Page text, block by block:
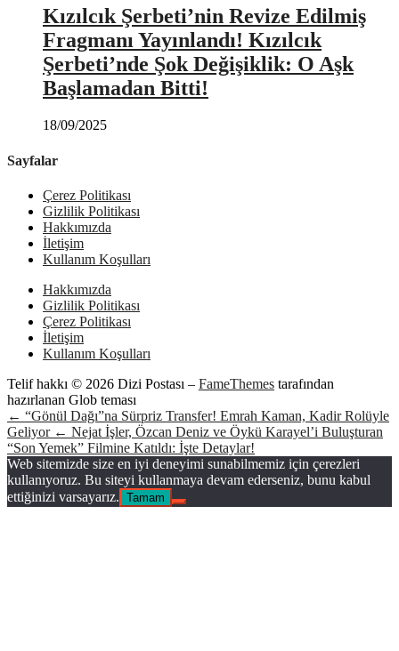
Kızılcık Şerbeti’nin Revize Edilmiş
Fragmanı Yayınlandı! Kızılcık
Şerbeti’nde Şok Değişiklik: O Aşk
Başlamadan Bitti!
18/09/2025
Sayfalar
Çerez Politikası
Gizlilik Politikası
Hakkımızda
İletişim
Kullanım Koşulları
Hakkımızda
Gizlilik Politikası
Çerez Politikası
İletişim
Kullanım Koşulları
Telif hakkı © 2026 Dizi Postası – FameThemes tarafından
hazırlanan Glob teması
← “Gönül Dağı”na Sürpriz Transfer! Emrah Kaman, Kadir Rolüyle
Geliyor← Nejat İşler, Özcan Deniz ve Öykü Karayel’i Buluşturan
“Son Yemek” Filmine Katıldı: İşte Detaylar!
Web sitemizde size en iyi deneyimi sunabilmemiz için çerezleri
kullanıyoruz. Bu siteyi kullanmaya devam ederseniz, bunu kabul
ettiğinizi varsayarız. Tamam